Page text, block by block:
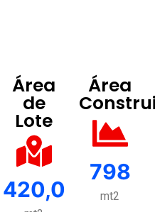
Área
de
Lote
420,0
Área
798
mt2